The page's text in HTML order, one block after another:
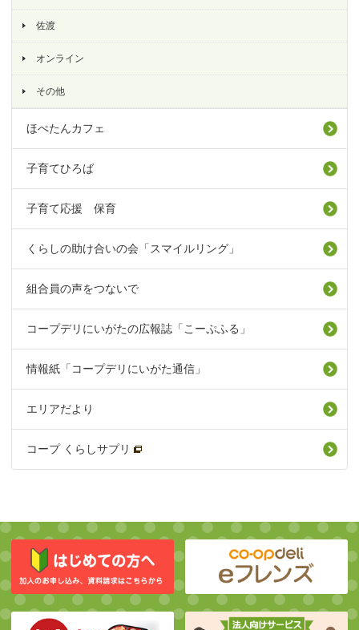
佐渡
オンライン
その他
ほぺたんカフェ
子育てひろば
子育て応援 保育
くらしの助け合いの会「スマイルリング」
組合員の声をつないで
コープデリにいがたの広報誌「こーぷふる」
情報紙「コープデリにいがた通信」
エリアだより
コープ くらしサプリ